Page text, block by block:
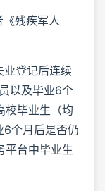
残疾军人
登记后连续
以及毕业6个
校毕业生（均
6个月后是否仍
平台中毕业生